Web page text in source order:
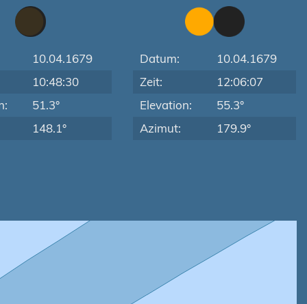
10.04.1679
10:48:30
51.3°
148.1°
Datum:
10.04.1679
Zeit:
12:06:07
Elevation:
55.3°
Azimut:
179.9°